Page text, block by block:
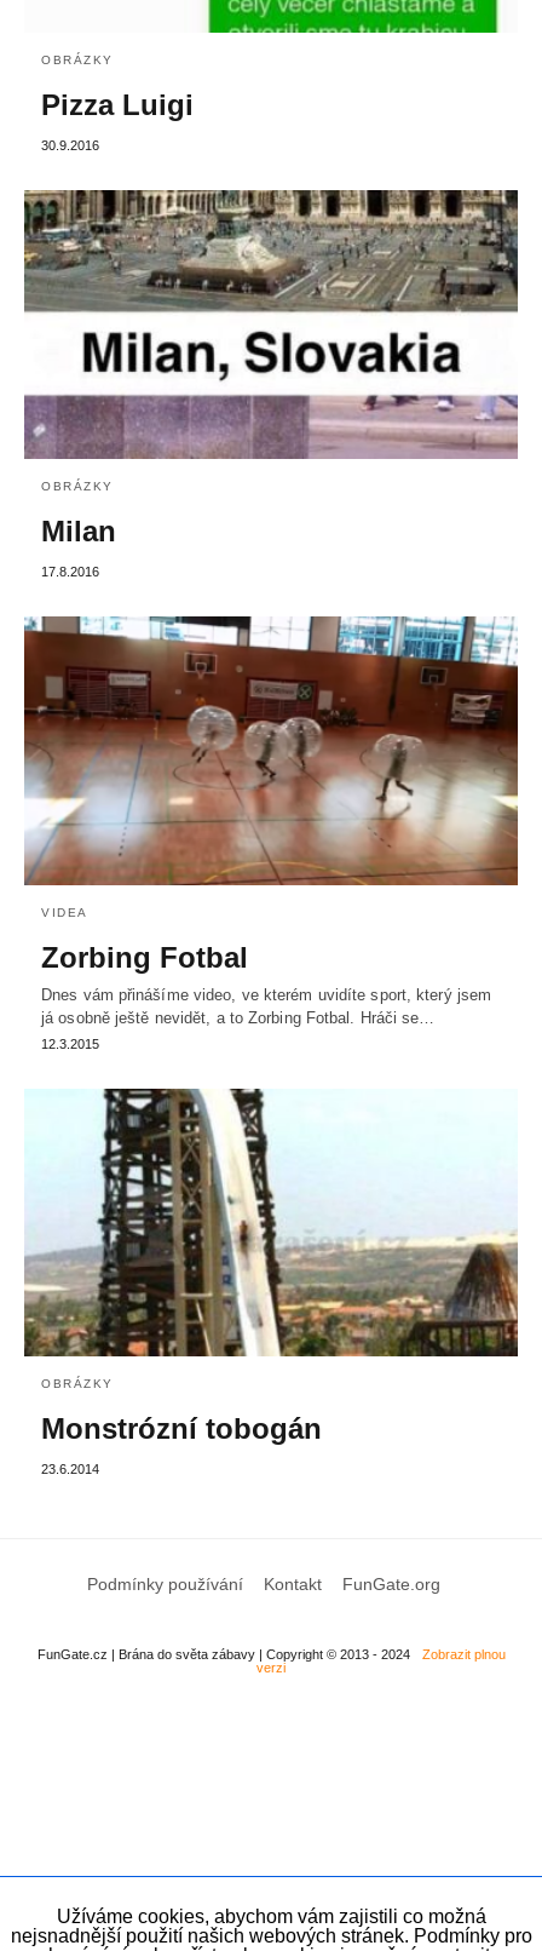
OBRÁZKY
Pizza Luigi
30.9.2016
OBRÁZKY
Milan
17.8.2016
VIDEA
Zorbing Fotbal
Dnes vám přinášíme video, ve kterém uvidíte sport, který jsem
já osobně ještě nevidět, a to Zorbing Fotbal. Hráči se…
12.3.2015
OBRÁZKY
Monstrózní tobogán
23.6.2014
Podmínky používání Kontakt FunGate.org
FunGate.cz | Brána do světa zábavy | Copyright © 2013 - 2024
Zobrazit plnou
verzi
Užíváme cookies, abychom vám zajistili co možná
nejsnadnější použití našich webových stránek. Podmínky pro